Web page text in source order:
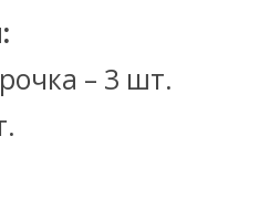
– 3 шт.